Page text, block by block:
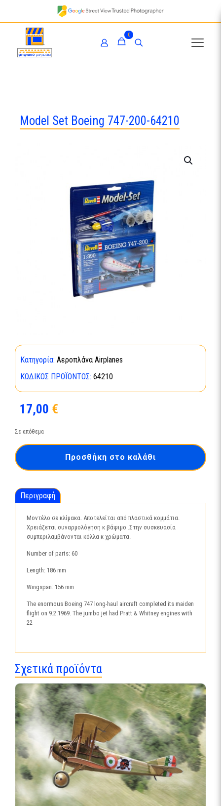
0
Model Set Boeing 747-200-64210
Κατηγορία: Αεροπλάνα Airplanes
ΚΩΔΙΚΌΣ ΠΡΟΪΌΝΤΟΣ: 64210
17,00 €
Σε απόθεμα
Προσθήκη στο καλάθι
Περιγραφή
Μοντέλο σε κλίμακα. Αποτελείται από πλαστικά κομμάτια.
Χρειάζεται συναρμολόγηση κ βάψιμο .Στην συσκευασία
συμπεριλαμβάνονται κόλλα κ χρώματα.
Number of parts: 60
Length: 186 mm
Wingspan: 156 mm
The enormous Boeing 747 long-haul aircraft completed its maiden
flight on 9.2.1969. The jumbo jet had Pratt & Whitney engines with
22
Σχετικά προϊόντα